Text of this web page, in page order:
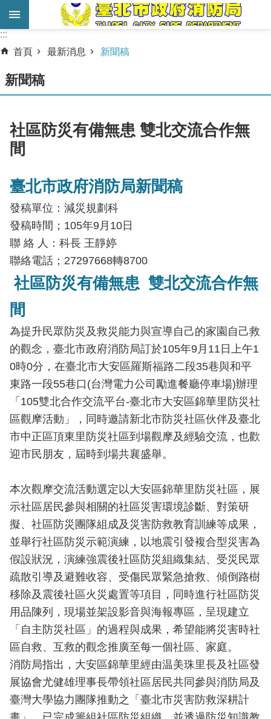
跳到主要內容區塊
進
搜
尋
業
務
服
機
關
簡
介
宣
導
教
育
下
載
專
區
民
力
園
地
府
資
公
開
公
文
公
開
專
區
統
計
資
:::
:::
首頁
最新消息 新聞稿
新聞稿
社區防災有備無患 雙北交流合作無
間
臺北市政府消防局新聞稿
發稿單位：減災規劃科
發稿時間；105年9月10日
聯 絡 人：科長 王靜婷
聯絡電話；27297668轉8700
社區防災有備無患 雙北交流合作無
間
為提升民眾防災及救災能力與宣導自己的家園自己救
的觀念，臺北市政府消防局訂於105年9月11日上午1
0時0分，在臺北市大安區羅斯福路二段35巷與和平
東路一段55巷口(台灣電力公司勵進餐廳停車場)辦理
「105雙北合作交流平台-臺北市大安區錦華里防災社
區觀摩活動」，同時邀請新北市防災社區伙伴及臺北
市中正區頂東里防災社區到場觀摩及經驗交流，也歡
迎市民朋友，屆時到場共襄盛舉。
本次觀摩交流活動選定以大安區錦華里防災社區，展
示社區居民參與相關的社區災害環境診斷、對策研
擬、社區防災團隊組成及災害防救教育訓練等成果，
並舉行社區防災示範演練，以地震引發複合型災害為
假設狀況，演練強震後社區防災組織集結、受災民眾
疏散引導及避難收容、受傷民眾緊急搶救、傾倒路樹
移除及震後社區火災處置等項目，同時進行社區防災
用品陳列，現場並架設影音與海報專區，呈現建立
「自主防災社區」的過程與成果，希望能將災害時社
區自救、互救的觀念推廣至每一個社區、家庭。
消防局指出，大安區錦華里經由温美珠里長及社區發
展協會尤健雄理事長帶領社區居民共同參與消防局及
臺灣大學協力團隊推動之「臺北市災害防救深耕計